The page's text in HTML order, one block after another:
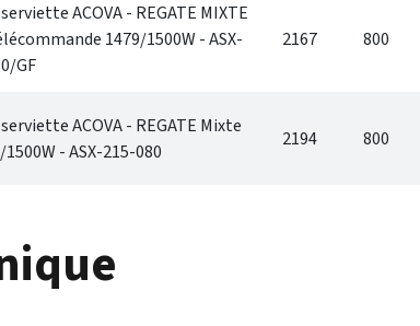
ACOVA - REGATE MIXTE
1479/1500W - ASX-
GF
2167 800
ACOVA - REGATE Mixte
1500W - ASX-215-080
2194 800